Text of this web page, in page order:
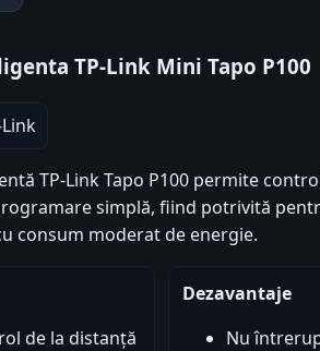
TP-Link Mini Tapo P100
TP-Link Tapo P100 permite
simplă, fiind potrivită
consum moderat de energie.
de la distanță
Dezavantaje
Nu